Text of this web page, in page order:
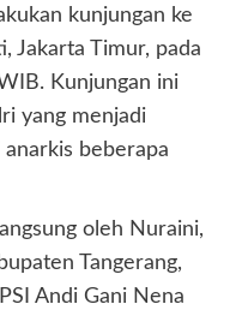
kunjungan ke
Jakarta Timur, pada
Kunjungan ini
yang menjadi
beberapa
oleh Nuraini,
Tangerang,
Andi Gani Nena